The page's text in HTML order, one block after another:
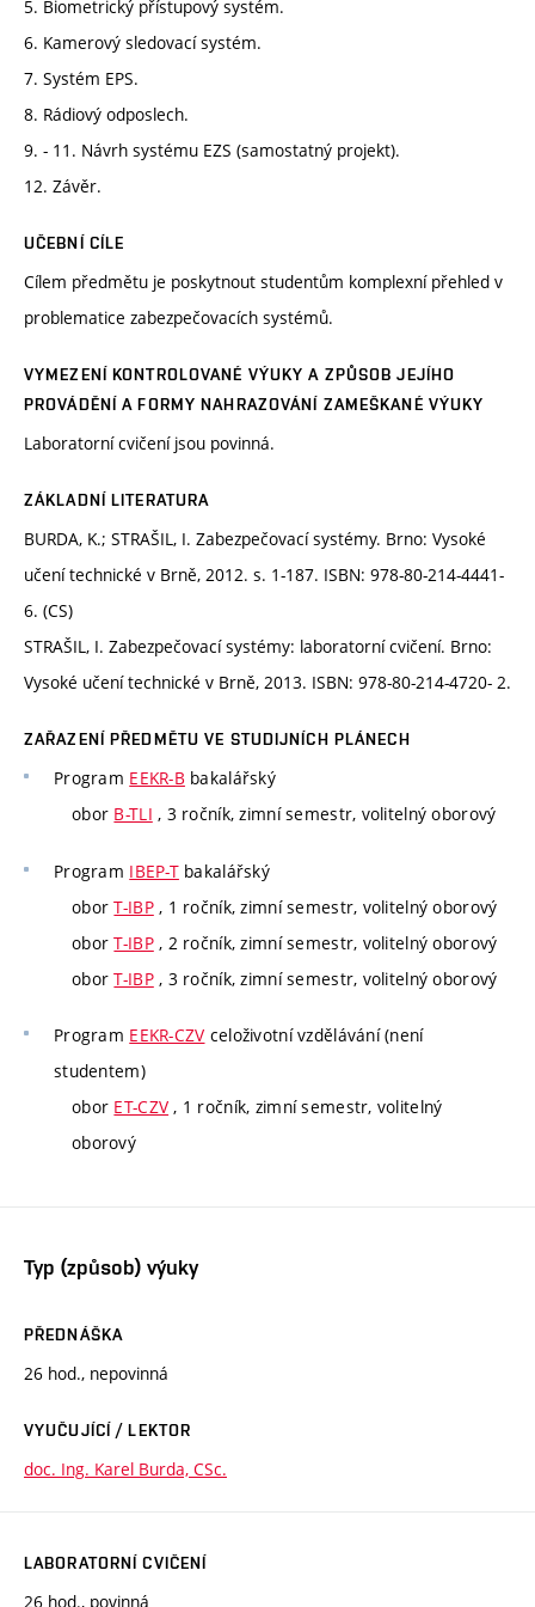
5. Biometrický přístupový systém.
6. Kamerový sledovací systém.
7. Systém EPS.
8. Rádiový odposlech.
9. - 11. Návrh systému EZS (samostatný projekt).
12. Závěr.
UČEBNÍ CÍLE
Cílem předmětu je poskytnout studentům komplexní přehled v
problematice zabezpečovacích systémů.
VYMEZENÍ KONTROLOVANÉ VÝUKY A ZPŮSOB JEJÍHO
PROVÁDĚNÍ A FORMY NAHRAZOVÁNÍ ZAMEŠKANÉ VÝUKY
Laboratorní cvičení jsou povinná.
ZÁKLADNÍ LITERATURA
BURDA, K.; STRAŠIL, I. Zabezpečovací systémy. Brno: Vysoké
učení technické v Brně, 2012. s. 1-187. ISBN: 978-80-214-4441-
6. (CS)
STRAŠIL, I. Zabezpečovací systémy: laboratorní cvičení. Brno:
Vysoké učení technické v Brně, 2013. ISBN: 978-80-214-4720- 2.
ZAŘAZENÍ PŘEDMĚTU VE STUDIJNÍCH PLÁNECH
Program EEKR-B bakalářský
obor B-TLI , 3 ročník, zimní semestr, volitelný oborový
Program IBEP-Tbakalářský
oborT-IBP, 1 ročník, zimní semestr, volitelný oborový
oborT-IBP, 2 ročník, zimní semestr, volitelný oborový
oborT-IBP, 3 ročník, zimní semestr, volitelný oborový
Program EEKR-CZV celoživotní vzdělávání (není
studentem)
obor ET-CZV , 1 ročník, zimní semestr, volitelný
oborový
Typ (způsob) výuky
PŘEDNÁŠKA
26 hod., nepovinná
VYUČUJÍCÍ / LEKTOR
doc. Ing. Karel Burda, CSc.
LABORATORNÍ CVIČENÍ
26 hod., povinná